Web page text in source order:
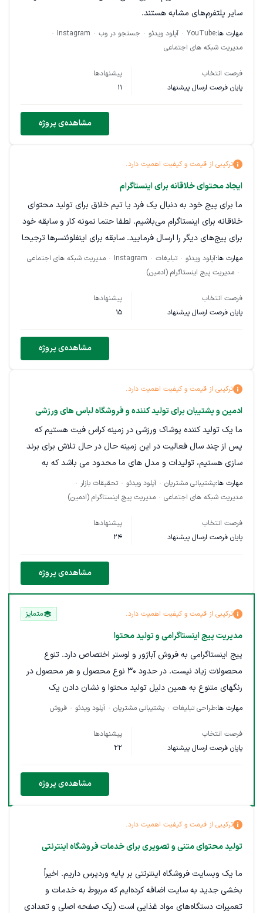
سایر پلتفرم‌های مشابه هستند.
حتماً قبل از هر چیز به کانال یوتیوب ما سر بزنید و محتوای فعلی را
مشاهده کنید: EEZGAME
شرح وظایف:
ثبت و مدیریت کلیپ‌ها در فایل‌های از پیش آماده (Google
هماهنگی منظم با تیم برای تحویل محتوا
شرایط مورد نیاز:
تجربه و آشنایی با بازی Counter-Strike (CS:GO یا CS2)
توانایی کار دقیق و منظم بر اساس دستورالعمل
دریافت حقوق به صورت هفتگی
این پروژه به صورت بلندمدت بوده و آموزش‌های لازم در ابتدای کار
ارائه خواهد شد.
مهارت ها:YouTube آپلود ویدئو جستجو در وب
Instagram
مدیریت شبکه های اجتماعی
فرصت انتخاب
پایان فرصت ارسال پیشنهاد
پیشنهادها
11
مشاهده‌ی پروژه
ترکیبی از قیمت و کیفیت اهمیت دارد.
ایجاد محتوای خلاقانه برای اینستاگرام
ما برای پیج خود به دنبال یک فرد یا تیم خلاق برای تولید محتوای
خلاقانه برای اینستاگرام می‌باشیم. لطفا حتما نمونه کار و سابقه خود
برای پیج‌های دیگر را ارسال فرمایید. سابقه برای اینفلوئنسرها ترجیحا
نیاز است.
مهارت ها:آپلود ویدئو تبلیغات Instagram
مدیریت شبکه های اجتماعی
مدیریت پیج اینستاگرام (ادمین)
فرصت انتخاب
پایان فرصت ارسال پیشنهاد
پیشنهادها
15
مشاهده‌ی پروژه
ترکیبی از قیمت و کیفیت اهمیت دارد.
ادمین و پشتیبان برای تولید کننده و فروشگاه لباس های ورزشی
ما یک تولید کننده پوشاک ورزشی در زمینه کراس فیت هستیم که
پس از چند سال فعالیت در این زمینه حال در حال تلاش برای برند
سازی هستیم، تولیدات و مدل های ما محدود می باشد که به
همین خاطر نیاز به یک ادمین داریم که جدای از پشتیبانی و سفارش
گیری، هم خلاق باشد هم توان تهیه گزارش های دوره ای مورد نیاز
مهارت ها:پشتیبانی مشتریان آپلود ویدئو
تحقیقات بازار
مدیریت شبکه های اجتماعی
مدیریت پیج اینستاگرام (ادمین)
فرصت انتخاب
پایان فرصت ارسال پیشنهاد
پیشنهادها
24
مشاهده‌ی پروژه
ترکیبی از قیمت و کیفیت اهمیت دارد. متمایز
مدیریت پیج اینستاگرامی و تولید محتوا
پیج اینستاگرامی به فروش آباژور و لوستر اختصاص دارد. تنوع
محصولات زیاد نیست. در حدود 30 نوع محصول و هر محصول در
رنگهای متنوع به همین دلیل تولید محتوا و نشان دادن یک
محصول از طرق مختلف بگونه ای که جذاب باشد و فالور پیج را
بصورت هفتگی دو تا سه ریلز جذاب تولید و بارگذاری شود. پاسخ
کسانیکه پیام داده اند در کمترین زمان ممکن و خیلی گویا و جامع
داده شود. پیجهای مناسب برای تبلیغ پیشنهاد شود با مهارتهای
فروش آشنایی داشته باشد تا وقتی مشتری پیام داد بتواند تا حدود
مهارت ها:طراحی تبلیغات پشتیبانی مشتریان آپلود ویدئو فروش
فرصت انتخاب
پایان فرصت ارسال پیشنهاد
پیشنهادها
22
مشاهده‌ی پروژه
ترکیبی از قیمت و کیفیت اهمیت دارد.
تولید محتوای متنی و تصویری برای خدمات فروشگاه اینترنتی
ما یک وبسایت فروشگاه اینترنتی بر پایه وردپرس داریم. اخیراً
بخشی جدید به سایت اضافه کرده‌ایم که مربوط به خدمات و
تعمیرات دستگاه‌های مواد غذایی است (یک صفحه اصلی و تعدادی